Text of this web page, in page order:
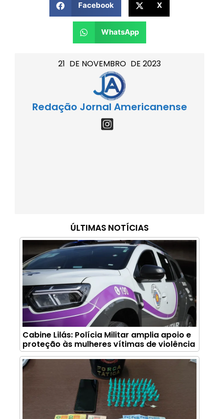
21 DE NOVEMBRO DE 2023
Redação Jornal Americanense
ÚLTIMAS NOTÍCIAS
Cabine Lilás: Polícia Militar amplia apoio e
proteção às mulheres vítimas de violência
Facebook X
WhatsApp